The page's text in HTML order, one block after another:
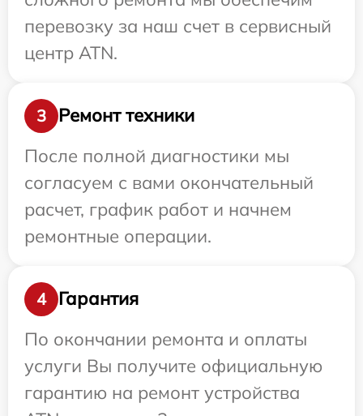
перевозку за наш счет в сервисный
центр ATN.
3
Ремонт техники
После полной диагностики мы
согласуем с вами окончательный
расчет, график работ и начнем
ремонтные операции.
4
Гарантия
По окончании ремонта и оплаты
услуги Вы получите официальную
гарантию на ремонт устройства